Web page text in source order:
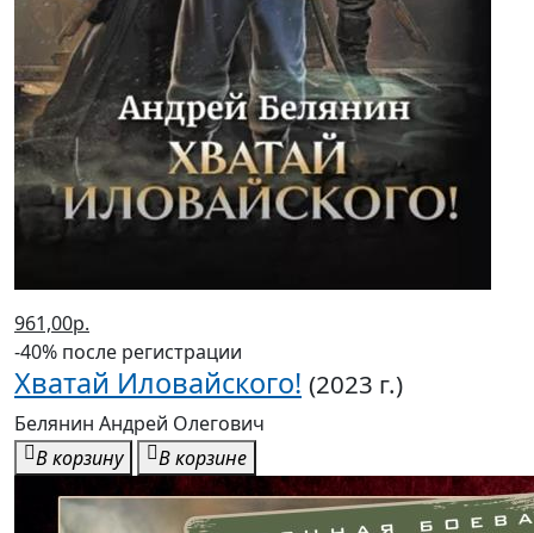
961,00р.
-40% после регистрации
Хватай Иловайского! (2023 г.)
Белянин Андрей Олегович
В корзину
В корзине